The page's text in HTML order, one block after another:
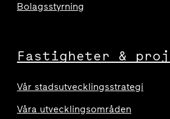
Bolagsstyrning
Fastigheter &
Vår stadsutvecklingsstrategi
Våra utvecklingsområden